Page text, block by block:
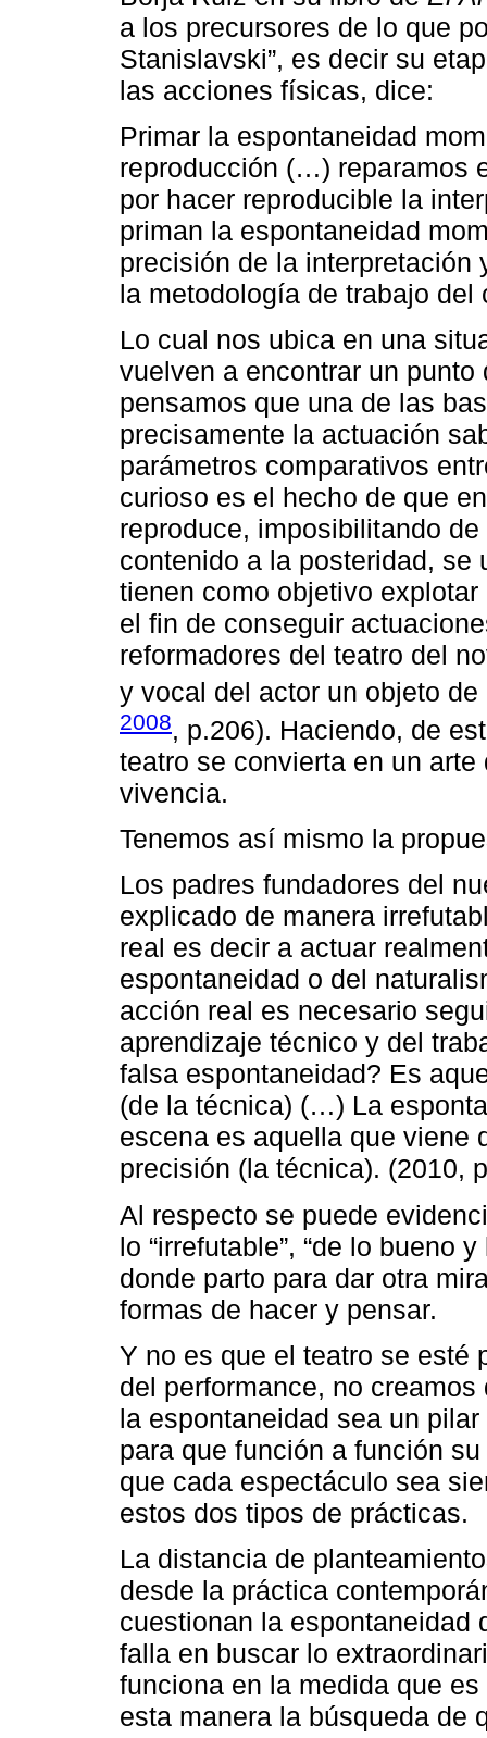
a los precursores de lo que
Stanislavski”, es decir su
las acciones físicas, dice:
Primar la espontaneidad
reproducción (…) reparamos
por hacer reproducible la
priman la espontaneidad
precisión de la interpretación
la metodología de trabajo del
Lo cual nos ubica en una
vuelven a encontrar un
pensamos que una de las
precisamente la actuación
parámetros comparativos
curioso es el hecho de que
reproduce, imposibilitando
contenido a la posteridad,
tienen como objetivo
el fin de conseguir
reformadores del teatro del
y vocal del actor un objeto
2008, p.206). Haciendo, de
teatro se convierta en un
vivencia.
Tenemos así mismo la
Los padres fundadores del
explicado de manera
real es decir a actuar
espontaneidad o del
acción real es necesario
aprendizaje técnico y del
falsa espontaneidad? Es
(de la técnica) (…) La
escena es aquella que viene
precisión (la técnica). (2010,
Al respecto se puede
lo “irrefutable”, “de lo bueno
donde parto para dar otra
formas de hacer y pensar.
Y no es que el teatro se esté
del performance, no
la espontaneidad sea un
para que función a función
que cada espectáculo sea
estos dos tipos de prácticas.
La distancia de
desde la práctica
cuestionan la espontaneidad
falla en buscar lo
funciona en la medida que
esta manera la búsqueda de